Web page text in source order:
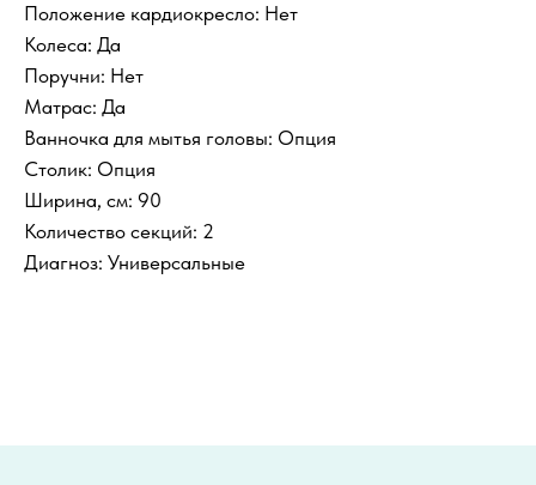
Положение кардиокресло: Нет
Колеса: Да
Поручни: Нет
Матрас: Да
Ванночка для мытья головы: Опция
Столик: Опция
Ширина, см: 90
Количество секций: 2
Диагноз: Универсальные